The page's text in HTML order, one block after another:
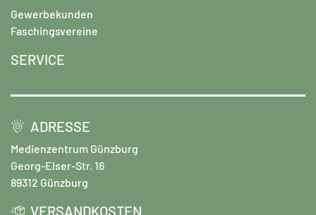
Gewerbekunden
Faschingsvereine
SERVICE
ADRESSE
Medienzentrum Günzburg
Georg-Elser-Str. 16
89312 Günzburg
VERSANDKOSTEN